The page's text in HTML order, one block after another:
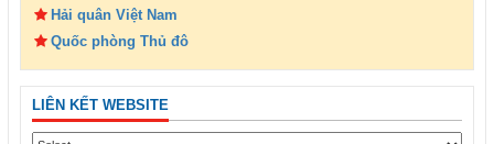
Hải quân Việt Nam
Quốc phòng Thủ đô
LIÊN KẾT WEBSITE